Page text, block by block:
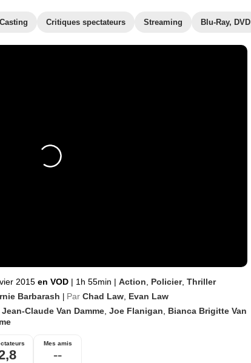
Casting Critiques spectateurs Streaming Blu-Ray, DVD
2015 en VOD | 1h 55min | Action Policier, Thriller
Barbarash | Par Chad Law Evan Law
Jean-Claude Van Damme Joe Flanigan
Bianca Brigitte Van
Mes amis
--